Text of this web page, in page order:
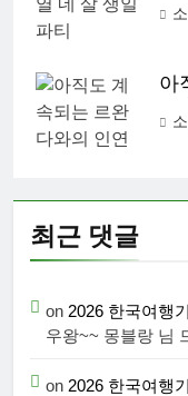
아
최근 댓글
on 2026 한국여행
우왕~~ 몽블랑 님
on 2026 한국여행